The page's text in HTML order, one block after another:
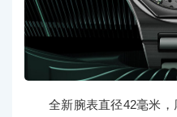
全新腕表直径42毫米